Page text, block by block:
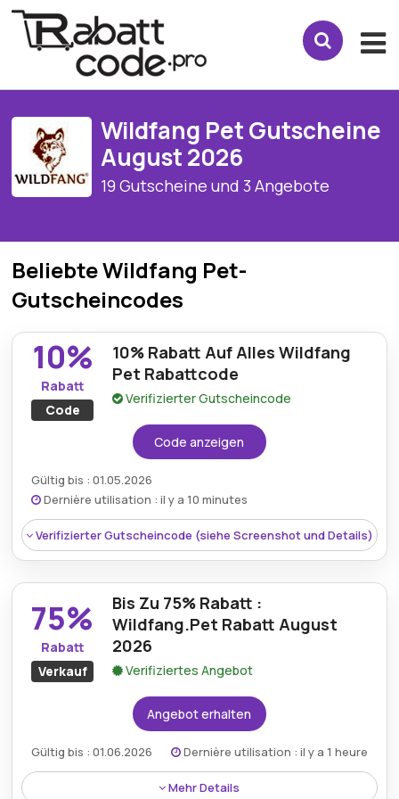
Wildfang Pet Gutscheine
August 2026
19 Gutscheine und 3 Angebote
Beliebte Wildfang Pet-
Gutscheincodes
10%
Rabatt
Code
10% Rabatt Auf Alles Wildfang
Pet Rabattcode
Verifizierter Gutscheincode
Code anzeigen
Gültig bis : 01.05.2026
Dernière utilisation : il y a 10 minutes
Verifizierter Gutscheincode (siehe Screenshot und Details)
Wildfang Pet gewährt 10% Rabatt auf
75%
Rabatt
Verkauf
Bis Zu 75% Rabatt :
Wildfang.Pet Rabatt August
2026
Verifiziertes Angebot
Angebot erhalten
Gültig bis : 01.06.2026 Dernière utilisation : il y a 1 heure
Mehr Details